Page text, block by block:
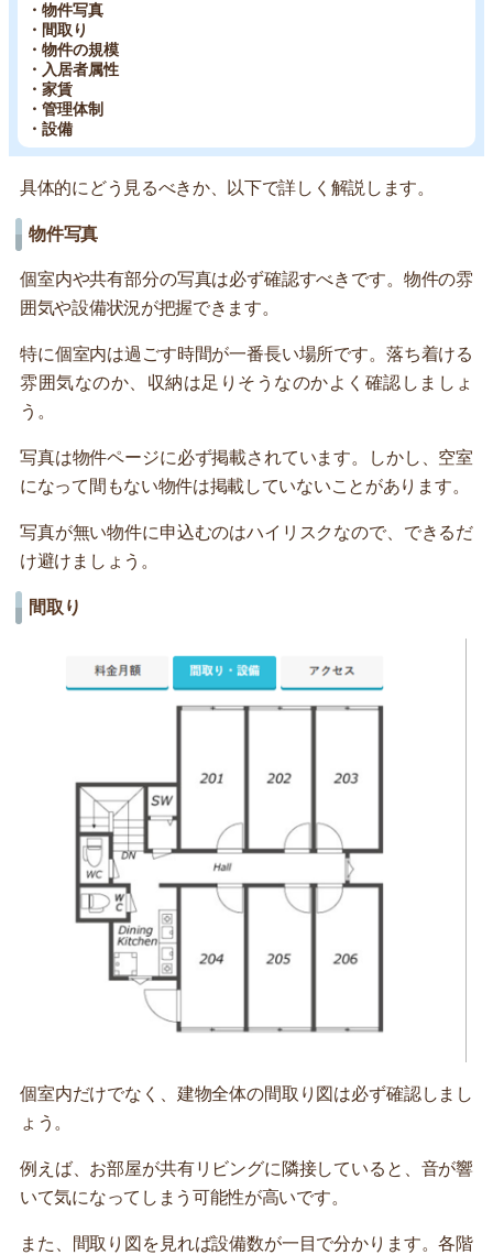
・物件写真
・間取り
・物件の規模
・入居者属性
・家賃
・管理体制
・設備
具体的にどう見るべきか、以下で詳しく解説します。
物件写真
個室内や共有部分の写真は必ず確認すべきです。物件の雰
囲気や設備状況が把握できます。
特に個室内は過ごす時間が一番長い場所です。落ち着ける
雰囲気なのか、収納は足りそうなのかよく確認しましょ
う。
写真は物件ページに必ず掲載されています。しかし、空室
になって間もない物件は掲載していないことがあります。
写真が無い物件に申込むのはハイリスクなので、できるだ
け避けましょう。
間取り
個室内だけでなく、建物全体の間取り図は必ず確認しまし
ょう。
例えば、お部屋が共有リビングに隣接していると、音が響
いて気になってしまう可能性が高いです。
また、間取り図を見れば設備数が一目で分かります。各階